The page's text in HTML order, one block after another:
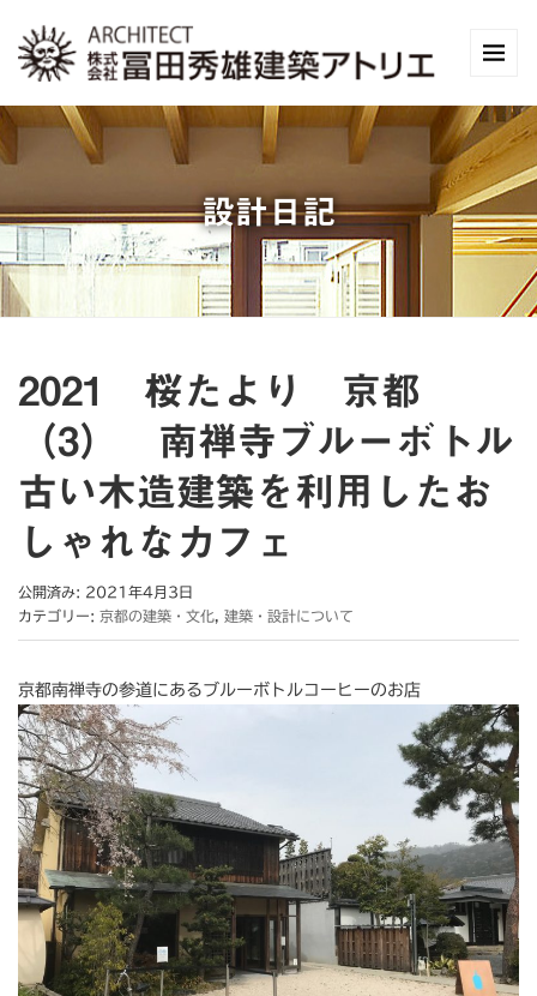
設計日記
2021 桜たより 京都
（3） 南禅寺ブルーボトル
古い木造建築を利用したお
しゃれなカフェ
公開済み: 2021年4月3日
カテゴリー: 京都の建築・文化 建築・設計について
京都南禅寺の参道にあるブルーボトルコーヒーのお店